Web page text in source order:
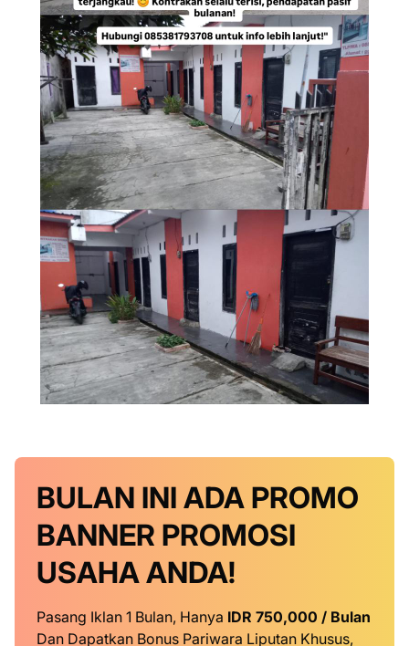
BULAN INI ADA PROMO
BANNER PROMOSI
USAHA ANDA!
Pasang Iklan 1 Bulan, Hanya IDR 750,000 / Bulan
Dan Dapatkan Bonus Pariwara Liputan Khusus,